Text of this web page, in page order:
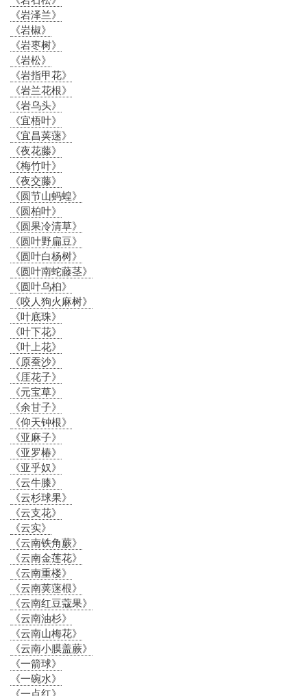
《岩泽兰》
《岩椒》
《岩枣树》
《岩松》
《岩指甲花》
《岩兰花根》
《岩乌头》
《宜梧叶》
《宜昌荚蒾》
《夜花藤》
《梅竹叶》
《夜交藤》
《圆节山蚂蝗》
《圆柏叶》
《圆果冷清草》
《圆叶野扁豆》
《圆叶白杨树》
《圆叶南蛇藤茎》
《圆叶乌桕》
《咬人狗火麻树》
《叶底珠》
《叶下花》
《叶上花》
《原蚕沙》
《厓花子》
《元宝草》
《余甘子》
《仰天钟根》
《亚麻子》
《亚罗椿》
《亚乎奴》
《云牛膝》
《云杉球果》
《云支花》
《云实》
《云南铁角蕨》
《云南金莲花》
《云南重楼》
《云南荚蒾根》
《云南红豆蔻果》
《云南油杉》
《云南山梅花》
《云南小膜盖蕨》
《一箭球》
《一碗水》
《一点红》